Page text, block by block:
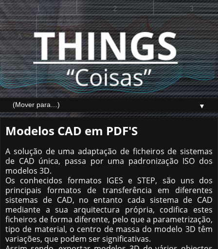
▼
Modelos CAD em PDF'S
A solução de uma adaptação de ficheiros de sistemas
de CAD única, passa por uma padronização ISO dos
modelos 3D.
Os conhecidos formatos IGES e STEP, são uns dos
principais formatos de transferência em diferentes
sistemas de CAD, no entanto cada sistema de CAD
mediante a sua arquitectura própria, codifica estes
ficheiros de forma diferente, pelo que a parametrização,
tipo de material, o centro de massa do modelo 3D têm
variações, que podem ser significativas.